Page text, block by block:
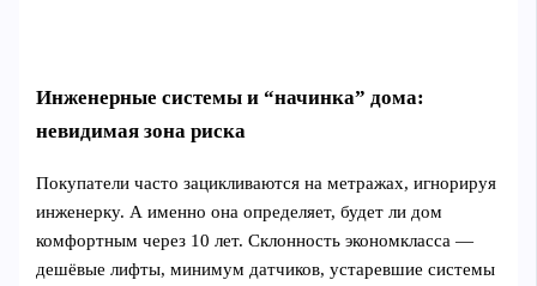
Инженерные системы и “начинка” дома:
невидимая зона риска
Покупатели часто зацикливаются на метражах, игнорируя
инженерку. А именно она определяет, будет ли дом
комфортным через 10 лет. Склонность экономкласса —
дешёвые лифты, минимум датчиков, устаревшие системы